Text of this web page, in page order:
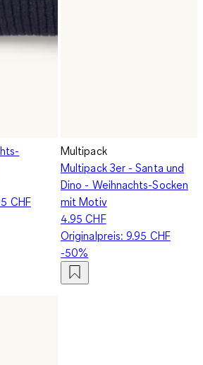
CHF
Multipack
Multipack 3er - Santa und
Dino - Weihnachts-Socken
mit Motiv
4.95 CHF
Originalpreis:9.95 CHF
-50%